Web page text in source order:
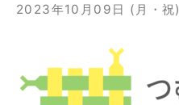
2023年10月09日 (月・祝)